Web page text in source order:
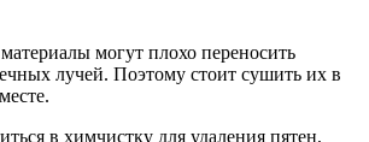
могут плохо переносить
лучей. Поэтому стоит сушить их в
в химчистку для удаления пятен,